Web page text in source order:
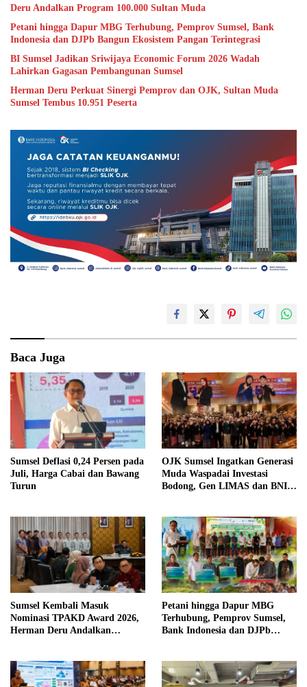
Deru Andalkan Program 100.000 Sultan Muda
Petani hingga Dapur MBG Terhubung, Pemprov Sumsel, Bank
Indonesia dan DJPb Bangun Ekosistem Pangan Terintegrasi
BI Sumsel Jadikan Sriwijaya Economic Forum 2026 Wadah
Lahirkan Gagasan Pembangunan Sumsel
Herman Deru Perkuat Sinergi Pemprov dan OJK, Sultan Muda
Sumsel Tembus 10.951 Peserta
Baca Juga
Sumsel Deflasi 0,24 Persen pada
Juli, Harga Cabai dan Bawang
Turun
OJK Sumsel Ingatkan Generasi
Muda Waspadai Investasi
Bodong, Gen LIMAS dan BNI
Sumsel Kembali Masuk
Nominasi TPAKD Award 2026,
Herman Deru Andalkan
Petani hingga Dapur MBG
Terhubung, Pemprov Sumsel,
Bank Indonesia dan DJPb